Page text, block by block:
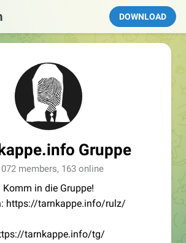
DOWNLOAD
Gruppe
members, 163 online
Komm in die Gruppe!
https://tarnkappe.info/rulz/
tarnkappe.info/tg/